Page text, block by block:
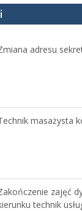
adresu
masażysta
zajęć
technik